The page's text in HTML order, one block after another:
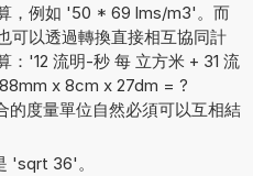
，例如 '50 * 69 lms/m3'。而
可以透過轉換直接相互協同計
：'12 流明-秒 每 立方米 + 31 流
x 8cm x 27dm = ?
度量單位自然必須可以互相結
'sqrt 36'。